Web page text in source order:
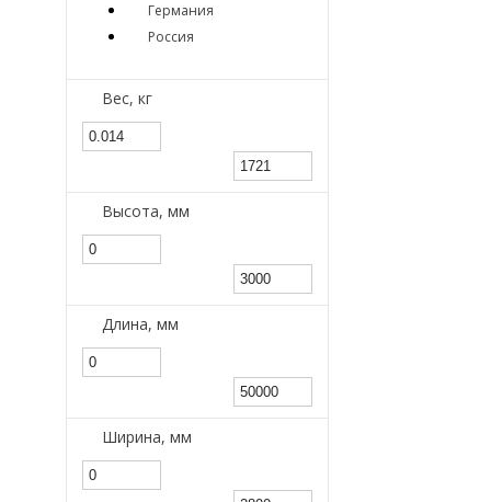
Германия
Россия
Вес, кг
Высота, мм
Длина, мм
Ширина, мм